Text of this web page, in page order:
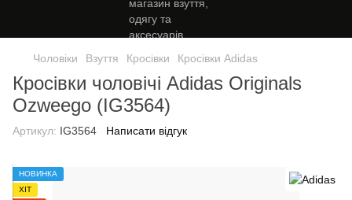
Чоловіки Взуття Кросівки Кросівки Adidas
Кросівки чоловічі Adidas Originals
Ozweego (IG3564)
Артикул: IG3564 Написати відгук
НОВИНКА
ХІТ